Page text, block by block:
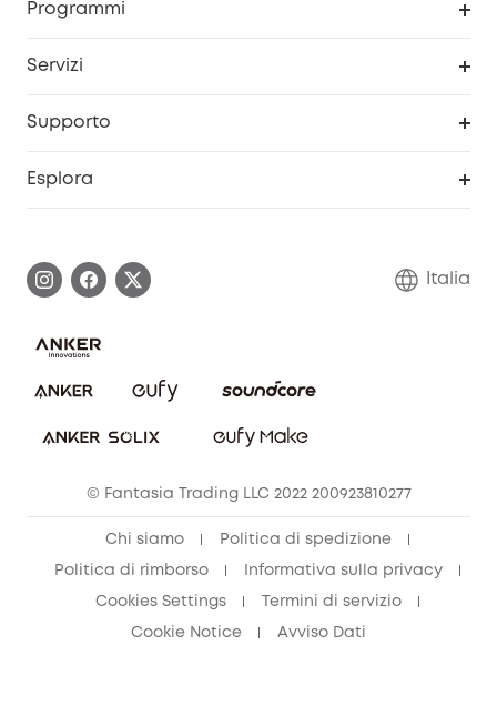
Programmi
Servizi
Supporto
Annulla ordine
Esplora
Contattaci
Italia
© Fantasia Trading LLC 2022 200923810277
Chi siamo Politica di spedizione
Politica di rimborso Informativa sulla privacy
Cookies Settings Termini di servizio
Cookie Notice Avviso Dati